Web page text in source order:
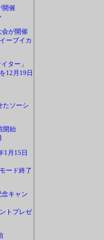
開催
会が開催
ーブイカ
ター」
12月19日
たソーシ
開始
1月15日
ード終了
キャン
トプレゼ